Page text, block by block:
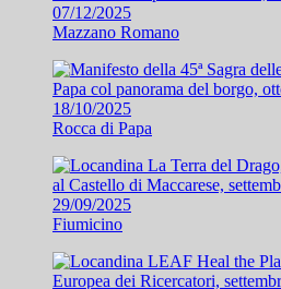
07/12/2025
Mazzano Romano
18/10/2025
Rocca di Papa
29/09/2025
Fiumicino